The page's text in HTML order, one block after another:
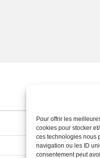
Pour offrir les
cookies pour stocker
ces technologies nous
navigation ou les ID
consentement peut